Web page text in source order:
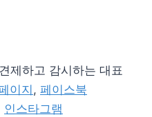
제하고 감시하는 대표
이지 , 페이스북
인스타그램